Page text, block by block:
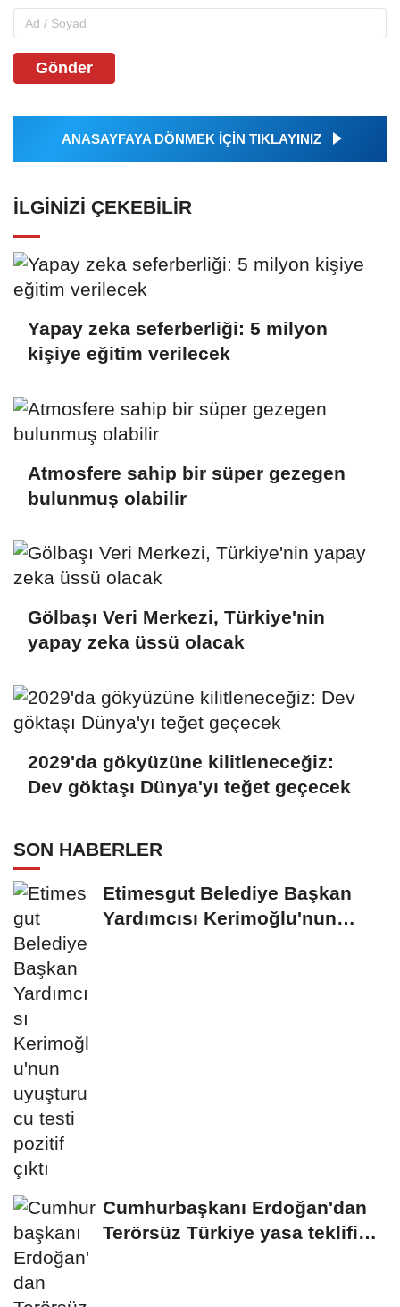
Gönder
ANASAYFAYA DÖNMEK İÇİN TIKLAYINIZ
İLGINIZI ÇEKEBILIR
Yapay zeka seferberliği: 5 milyon
kişiye eğitim verilecek
Atmosfere sahip bir süper gezegen
bulunmuş olabilir
Gölbaşı Veri Merkezi, Türkiye'nin
yapay zeka üssü olacak
2029'da gökyüzüne kilitleneceğiz:
Dev göktaşı Dünya'yı teğet geçecek
SON HABERLER
Etimesgut Belediye Başkan
Yardımcısı Kerimoğlu'nun
Cumhurbaşkanı Erdoğan'dan
Terörsüz Türkiye yasa teklifine